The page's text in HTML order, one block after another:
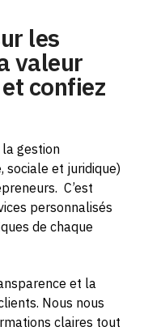
les
valeur
confiez
la gestion
sociale et juridique)
C’est
personnalisés
de chaque
et la
Nous nous
claires tout